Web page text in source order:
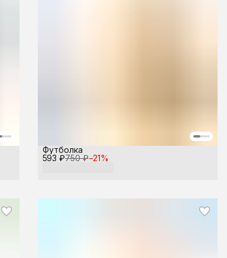
593 ₽750 ₽−21%
Футболка